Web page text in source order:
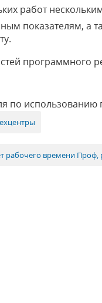
работ
показателям, а
программного
по
рабочего времени Проф,